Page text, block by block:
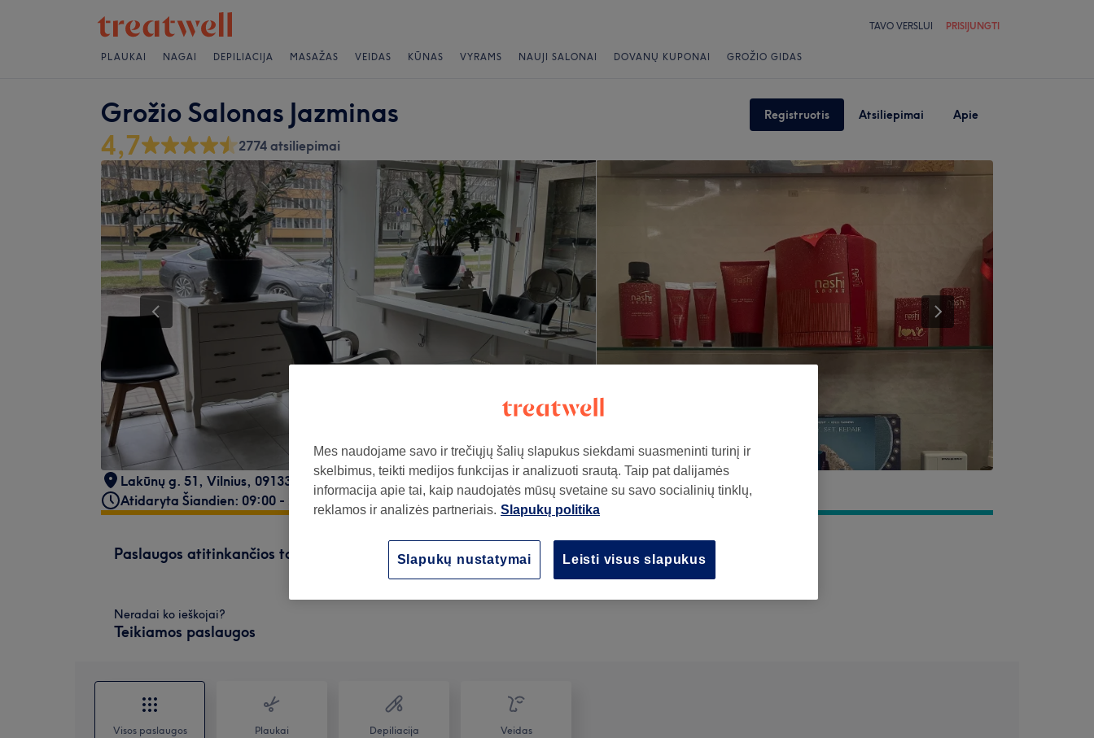
TAVO VERSLUI PRISIJUNGTI
PLAUKAI NAGAI DEPILIACIJA MASAŽAS VEIDAS KŪNAS VYRAMS NAUJI SALONAI DOVANŲ KUPONAI GROŽIO GIDAS
Grožio Salonas Jazminas Registruotis Atsiliepimai Apie
4,7 2774 atsiliepimai
Lakūnų g. 51, Vilnius, 09133
Atidaryta Šiandien: 09:00 - 21:00
Paslaugos atitinkančios tavo paiešką
Neradai ko ieškojai?
Teikiamos paslaugos
Visos paslaugos Plaukai Depiliacija Veidas
Mes naudojame savo ir trečiųjų šalių slapukus siekdami suasmeninti turinį ir
skelbimus, teikti medijos funkcijas ir analizuoti srautą. Taip pat dalijamės
informacija apie tai, kaip naudojatės mūsų svetaine su savo socialinių tinklų,
reklamos ir analizės partneriais. Slapukų politika
Leisti visus slapukus
Slapukų nustatymai